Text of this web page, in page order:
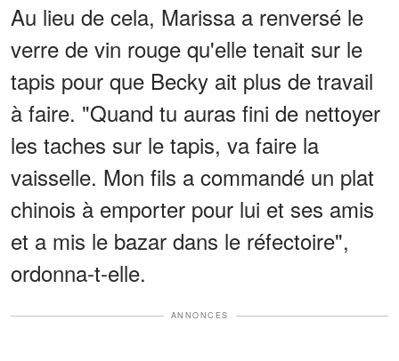
Au lieu de cela, Marissa a renversé le
verre de vin rouge qu'elle tenait sur le
tapis pour que Becky ait plus de travail
à faire. "Quand tu auras fini de nettoyer
les taches sur le tapis, va faire la
vaisselle. Mon fils a commandé un plat
chinois à emporter pour lui et ses amis
et a mis le bazar dans le réfectoire",
ordonna-t-elle.
ANNONCES